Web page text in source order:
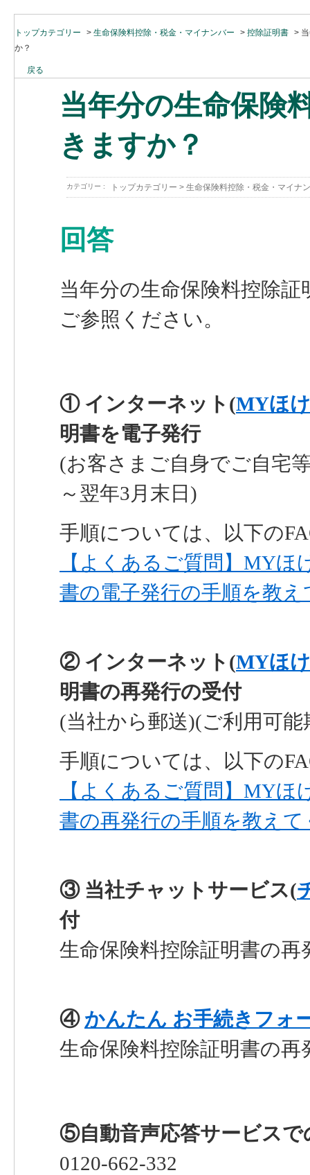
トップカテゴリー > 生命保険料控除・税金・マイナンバー > 控除証明書 >
か？
戻る
当年分の生命保険
きますか？
カテゴリー : トップカテゴリー > 生命保険料控除・税金・マイナ
回答
当年分の生命保険料控除
ご参照ください。
① インターネット(MYほ
明書を電子発行
(お客さまご自身でご自宅
～翌年3月末日)
手順については、以下の
【よくあるご質問】MY
書の電子発行の手順を教
② インターネット(MYほ
明書の再発行の受付
(当社から郵送)(ご利用可
手順については、以下の
【よくあるご質問】MY
書の再発行の手順を教え
③ 当社チャットサービス(
付
生命保険料控除証明書の再
④ かんたん お手続きフォ
生命保険料控除証明書の再
⑤自動音声応答サービスで
0120-662-332